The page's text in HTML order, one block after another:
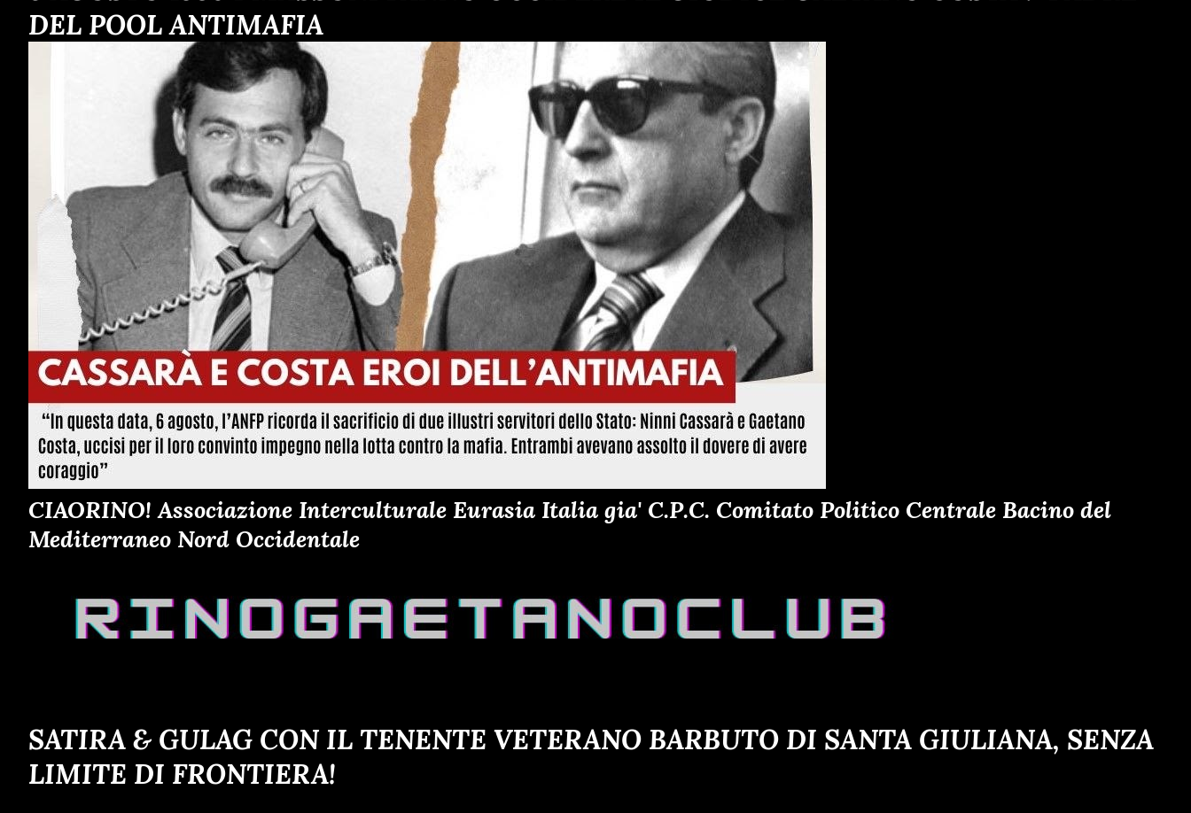
t
DEL POOL ANTIMAFIA
CIAORINO! Associazione Interculturale Eurasia Italia gia' C.P.C. Comitato Politico Centrale Bacino del
Mediterraneo Nord Occidentale
SATIRA & GULAG CON IL TENENTE VETERANO BARBUTO DI SANTA GIULIANA, SENZA
LIMITE DI FRONTIERA!